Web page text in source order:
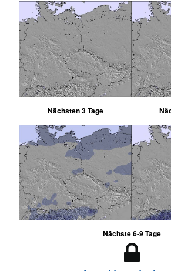
Nächsten 3 Tage
Nächste 6-9 Tage